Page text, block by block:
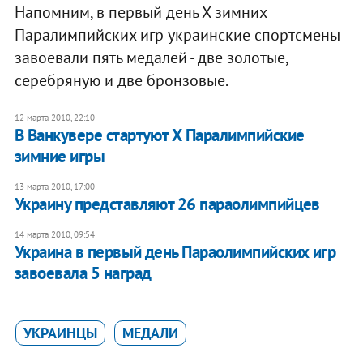
Напомним, в первый день Х зимних
Паралимпийских игр украинские спортсмены
завоевали пять медалей - две золотые,
серебряную и две бронзовые.
12 марта 2010, 22:10
В Ванкувере стартуют Х Паралимпийские
зимние игры
13 марта 2010, 17:00
Украину представляют 26 параолимпийцев
14 марта 2010, 09:54
Украина в первый день Параолимпийских игр
завоевала 5 наград
УКРАИНЦЫ МЕДАЛИ